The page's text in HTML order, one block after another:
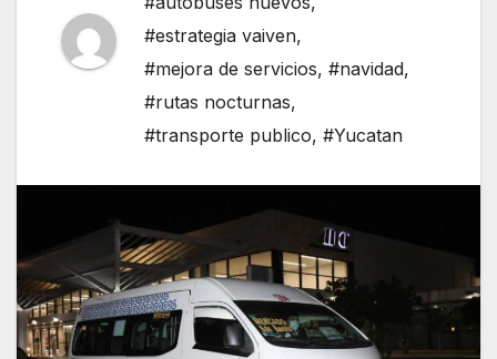
#estrategia vaiven,
#mejora de servicios, #navidad,
#rutas nocturnas,
#transporte publico, #Yucatan